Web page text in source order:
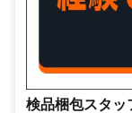
検品梱包スタ